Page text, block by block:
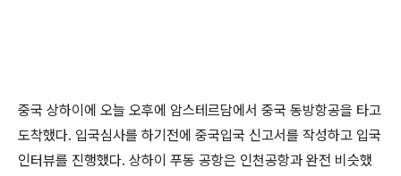
중국 상하이에 오늘 오후에 암스테르담에서 중국 동방항공을 타고
도착했다. 입국심사를 하기전에 중국입국 신고서를 작성하고 입국
인터뷰를 진행했다. 상하이 푸동 공항은 인천공항과 완전 비슷했